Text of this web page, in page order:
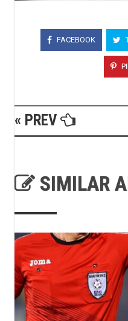
FACEBOOK
« PREV
SIMILAR